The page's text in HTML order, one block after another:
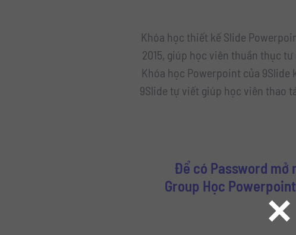
Khóa học thiết kế Slide
2015, giúp học viên thuần thục
Khóa học Powerpoint của
9Slide tự viết giúp học viên thao
Để có Password mở
Group Học
×